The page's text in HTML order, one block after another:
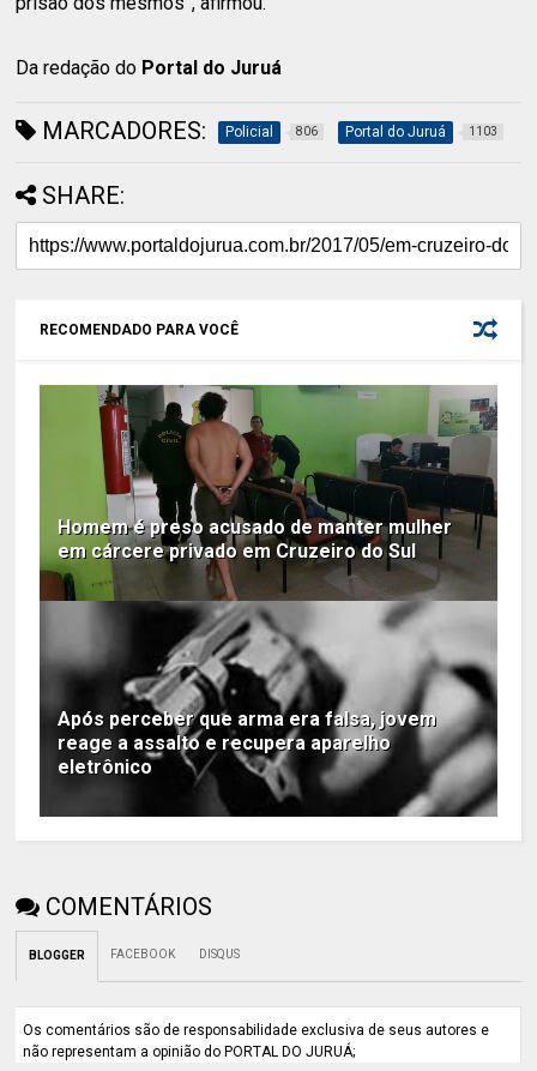
Da redação do Portal do Juruá
MARCADORES: Policial 806 Portal do Juruá 1103
SHARE:
RECOMENDADO PARA VOCÊ
Homem é preso acusado de manter mulher
em cárcere privado em Cruzeiro do Sul
Após perceber que arma era falsa, jovem
reage a assalto e recupera aparelho
eletrônico
COMENTÁRIOS
BLOGGER FACEBOOK DISQUS
Os comentários são de responsabilidade exclusiva de seus autores e
não representam a opinião do PORTAL DO JURUÁ;